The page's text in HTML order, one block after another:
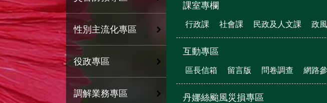
性別主流化專區
役政專區
調解業務專區
課室專欄
行政課 社會課 民政及人文課 政
互動專區
區長信箱 留言版 問卷調查 網路
丹娜絲颱風災損專區